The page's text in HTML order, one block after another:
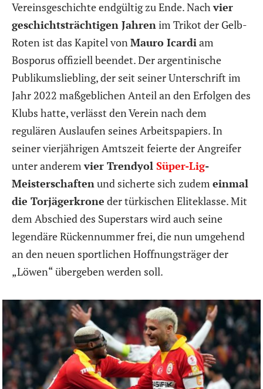
Vereinsgeschichte endgültig zu Ende. Nachvier
geschichtsträchtigen Jahren im Trikot der Gelb-
Roten ist das Kapitel von Mauro Icardi am
Bosporus offiziell beendet. Der argentinische
Publikumsliebling, der seit seiner Unterschrift im
Jahr 2022 maßgeblichen Anteil an den Erfolgen des
Klubs hatte, verlässt den Verein nach dem
regulären Auslaufen seines Arbeitspapiers. In
seiner vierjährigen Amtszeit feierte der Angreifer
unter anderemvier Trendyol Süper-Lig-
Meisterschaften und sicherte sich zudem einmal
die Torjägerkrone der türkischen Eliteklasse. Mit
dem Abschied des Superstars wird auch seine
legendäre Rückennummer frei, die nun umgehend
an den neuen sportlichen Hoffnungsträger der
„Löwen“ übergeben werden soll.